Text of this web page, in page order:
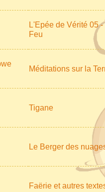
L'Epée de Vérité 05
Feu
Méditations sur la
Tigane
Le Berger des
Faërie et autres